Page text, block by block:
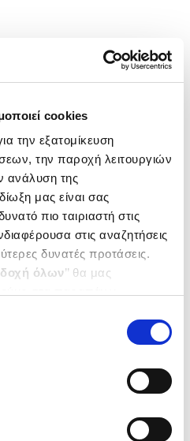
cookies
την εξατομίκευση
την παροχή λειτουργιών
ανάλυση της
μας είναι σας
πιο ταιριαστή στις
στις αναζητήσεις
δυνατές προτάσεις.
όλων’’ θα μας
από τα παρακάτω με την
να ενημερωθείτε σχετικά με